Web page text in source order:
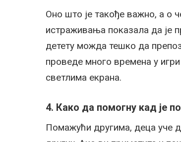
Оно што је такође важно, а о
истраживања показала да је
детету можда тешко да
проведе много времена у
светлима екрана.
4. Како да помогну кад је
Помажући другима, деца уче